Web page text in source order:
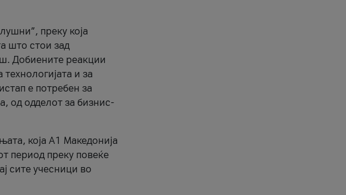
преку која
што стои зад
Добиените реакции
и за
е потребен за
од одделот за бизнис-
која A1 Македонија
период преку повеќе
сите учесници во